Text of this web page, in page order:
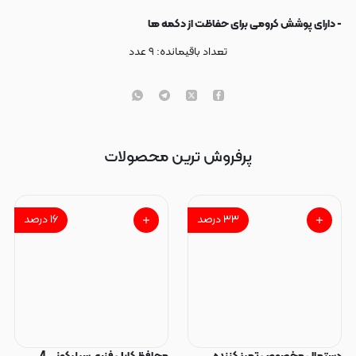
- دارای پوشش کرومی برای حفاظت از دکمه ها
تعداد باقیمانده: ۹عدد
پرفروش ترین محصولات
۳۳درصد ۱۶درصد